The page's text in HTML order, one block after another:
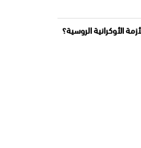
الأوكرانية الروسية؟